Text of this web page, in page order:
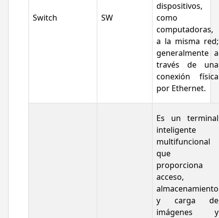
Switch SW
dispositivos,
como
computadoras,
a la misma red;
generalmente a
través de una
conexión física
por Ethernet.
Es un terminal
inteligente
multifuncional
que
proporciona
acceso,
almacenamiento
y carga de
imágenes y